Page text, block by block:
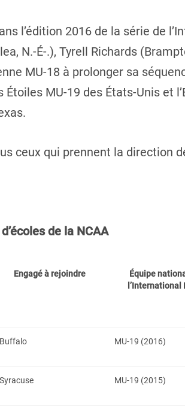
l’édition 2016 de la série de
N.-É-.), Tyrell Richards
MU-18 à prolonger sa
MU-19 des États-Unis et
ceux qui prennent la direction
de la NCAA
Engagé à rejoindre
Équipe
l’International
Buffalo MU-19 (2016)
Syracuse MU-19 (2015)